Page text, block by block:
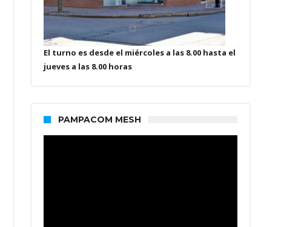
El turno es desde el miércoles a las 8.00 hasta el
jueves a las 8.00 horas
PAMPACOM MESH